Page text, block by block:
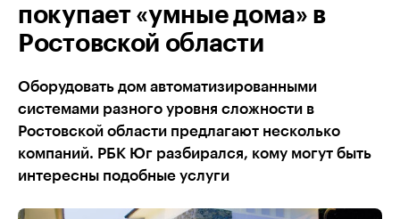
покупает «умные дома» в
Ростовской области
Оборудовать дом автоматизированными
системами разного уровня сложности в
Ростовской области предлагают несколько
компаний. РБК Юг разбирался, кому могут быть
интересны подобные услуги